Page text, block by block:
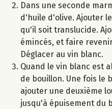
Dans une seconde
d'huile d'olive. Ajouter
qu'il soit translucide.
émincés, et faire
Déglacer au vin blanc.
Quand le vin blanc est
de bouillon. Une fois le
ajouter une deuxième
jusqu'à épuisement du